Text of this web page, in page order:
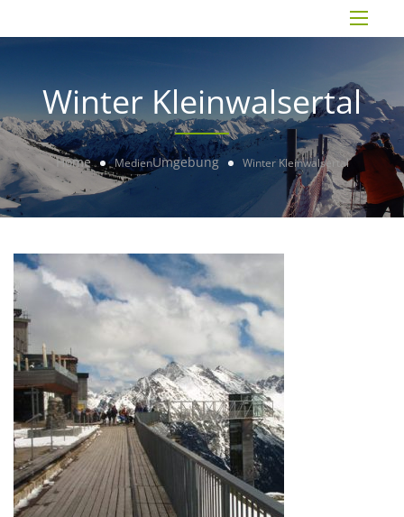
Winter Kleinwalsertal
Home MedienUmgebung Winter Kleinwalsertal